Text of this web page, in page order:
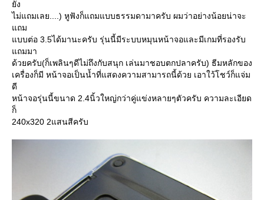
ัง
ไม่แถมเลย....) หูฟังก็แถมแบบธรรมดามาครับ ผมว่าอย่างน้อยน่าจะ
ถม
บบต่อ 3.5ได้มานะครับ รุ่นนี้มีระบบหมุนหน้าจอและมีเกมที่รองรับ
ถมมา
ด้วยครับ(ก็เพลินๆดีไม่ถึงกับสนุก เล่นมาชอบตกปลาครับ) ธีมหลักของ
เครื่องก็มี หน้าจอเป็นน้ำที่แสดงความสามารถนี้ด้วย เอาใว้โชว์ก็แจ่ม
ดี
หน้าจอรุ่นนี้ขนาด 2.4นิ้วใหญ่กว่าคู่แข่งหลายๆตัวครับ ความละเอียด
ก็
240x320 2แสนสีครับ